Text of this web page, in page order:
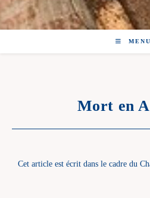
MENU
Mort en
Cet article est écrit dans le cadre du